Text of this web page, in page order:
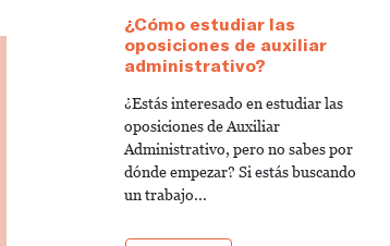
¿Cómo estudiar las
oposiciones de auxiliar
administrativo?
¿Estás interesado en estudiar las
oposiciones de Auxiliar
Administrativo, pero no sabes por
dónde empezar? Si estás buscando
un trabajo...